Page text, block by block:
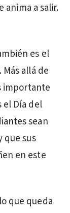
anima a salir.
es el
allá de
importante
el Día del
sean
que sus
en este
que queda